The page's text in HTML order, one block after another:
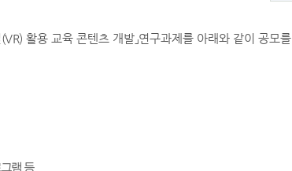
활용 교육 콘텐츠 개발」연구과제를 아래와 같이 공모를
램 등